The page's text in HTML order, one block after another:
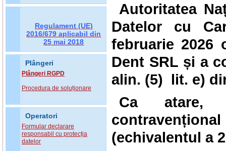
Regulament (UE)
2016/679 aplicabil din
25 mai 2018
Plângeri
Plângeri RGPD
Procedura de soluționare
Operatori
Formular declarare
responsabil cu protecția
datelor
Autoritatea
Datelor cu
februarie 2026
Dent SRL și a
alin. (5) lit. e)
Ca atare,
(echivalentul a